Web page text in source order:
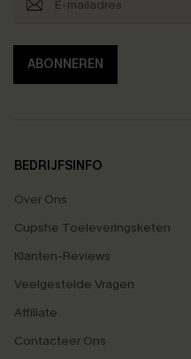
ABONNEREN
BEDRIJFSINFO
Over Ons
Cupshe Toeleveringsketen
Klanten-Reviews
Veelgestelde Vragen
Affiliate
Contacteer Ons